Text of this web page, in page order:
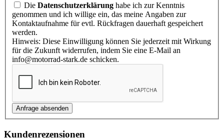
Die Datenschutzerklärung habe ich zur Kenntnis
genommen und ich willige ein, das meine Angaben zur
Kontaktaufnahme für evtl. Rückfragen dauerhaft gespeichert
werden.
Hinweis: Diese Einwilligung können Sie jederzeit mit Wirkung
für die Zukunft widerrufen, indem Sie eine E-Mail an
info@motorrad-stark.de schicken.
Kundenrezensionen